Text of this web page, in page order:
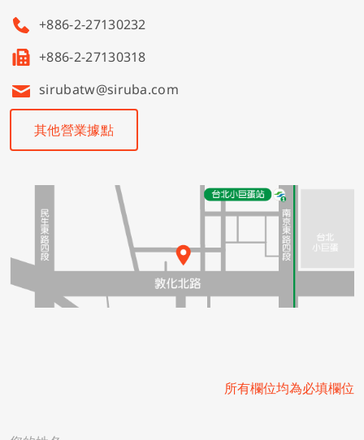
四針六線併縫機
企業永續發展
Tiếng Việt
Español
+886-2-27130232
+886-2-27130318
sirubatw@siruba.com
其他營業據點
所有欄位均為必填欄位
您